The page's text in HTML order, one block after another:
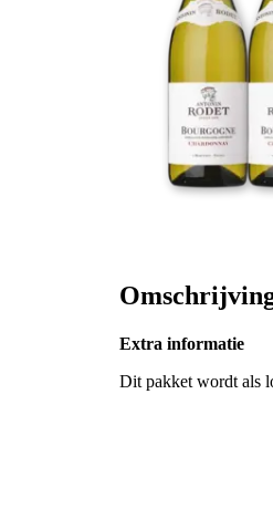
Extra informatie
Dit pakket wordt als